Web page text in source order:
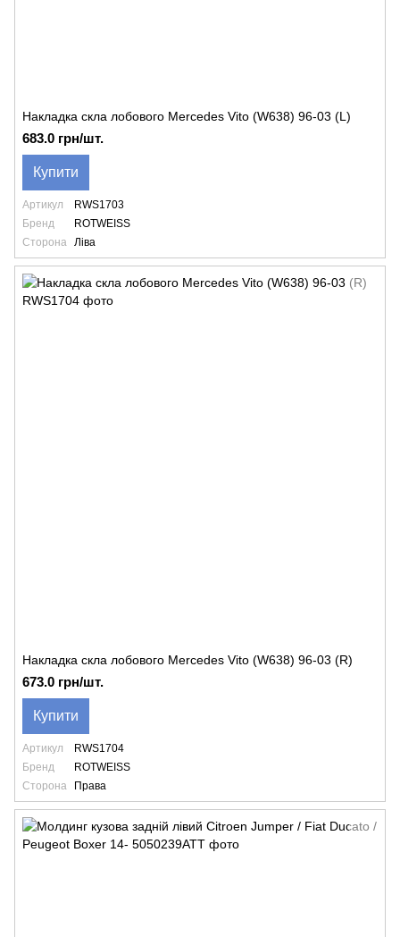
Накладка скла лобового Mercedes Vito (W638) 96-03 (L)
683.0 грн/шт.
Купити
Артикул
RWS1703
Бренд
ROTWEISS
Сторона Ліва
Накладка скла лобового Mercedes Vito (W638) 96-03 (R)
673.0 грн/шт.
Купити
Артикул
RWS1704
Бренд
ROTWEISS
Сторона
Права